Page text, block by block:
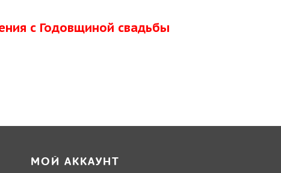
с Годовщиной свадьбы
МОЙ АККАУНТ